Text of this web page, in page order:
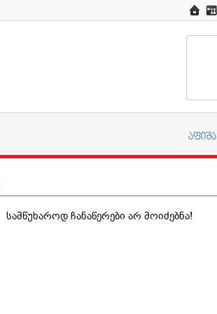
აფიშა
სამწუხაროდ ჩანაწერები არ მოიძებნა!